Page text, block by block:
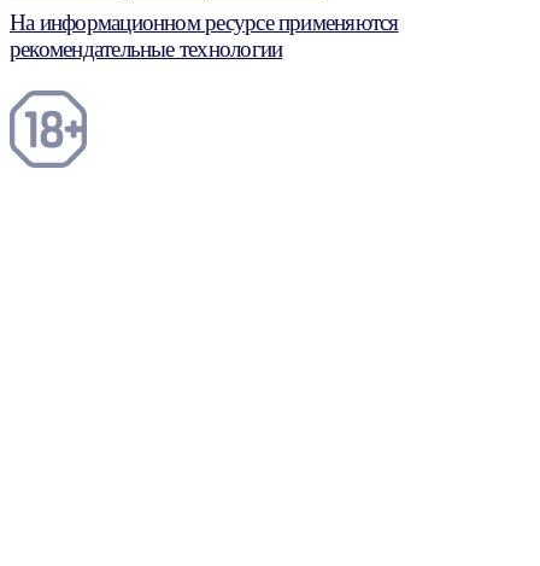
На информационном ресурсе применяются
рекомендательные технологии